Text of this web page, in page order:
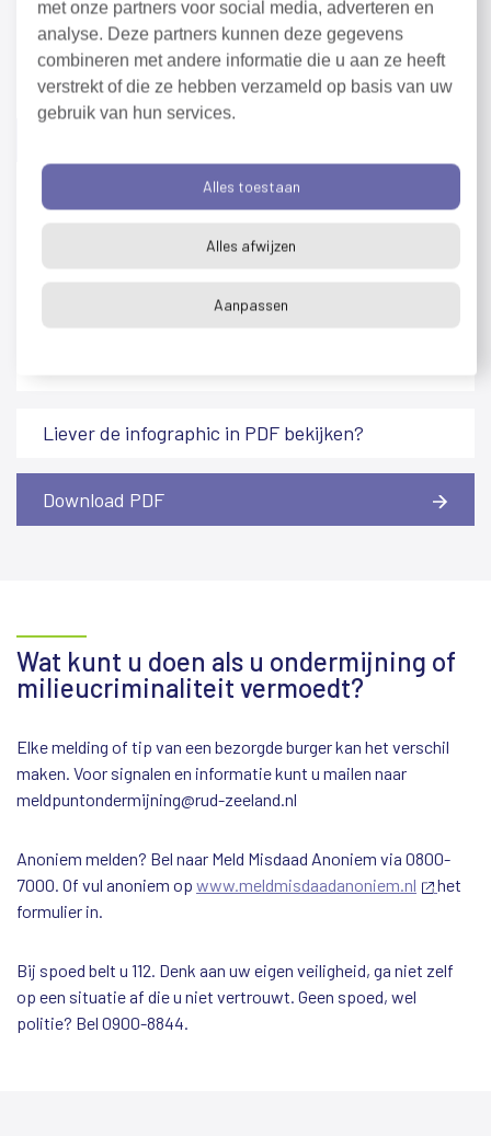
met onze partners voor social media, adverteren en
analyse. Deze partners kunnen deze gegevens
combineren met andere informatie die u aan ze heeft
verstrekt of die ze hebben verzameld op basis van uw
gebruik van hun services.
Alles toestaan
Alles afwijzen
Aanpassen
Vervallen uitstraling
Het pand heeft een vervallen uitstraling.Er zit
ook niemand op het terras.
Liever de infographic in PDF bekijken?
Download PDF
Wat kunt u doen als u ondermijning of
milieucriminaliteit vermoedt?
Elke melding of tip van een bezorgde burger kan het verschil
maken. Voor signalen en informatie kunt u mailen naar
meldpuntondermijning@rud-zeeland.nl
Anoniem melden? Bel naar Meld Misdaad Anoniem via 0800-
7000. Of vul anoniem op www.meldmisdaadanoniem.nl (externe
het
formulier in.
Bij spoed belt u 112. Denk aan uw eigen veiligheid, ga niet zelf
op een situatie af die u niet vertrouwt. Geen spoed, wel
politie? Bel 0900-8844.